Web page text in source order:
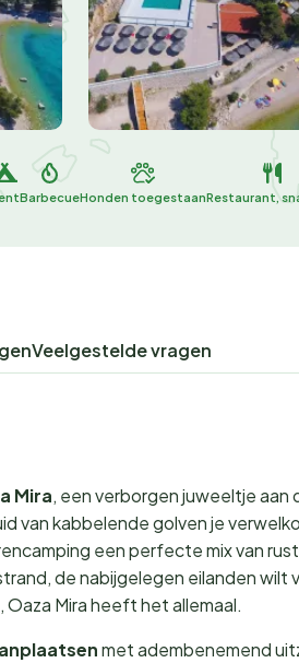
BarbecueHonden toegestaanRestaurant,
Veelgestelde vragen
Mira, een verborgen juweeltje aan
van kabbelende golven je
een perfecte mix van
de nabijgelegen eilanden
Mira heeft het allemaal.
met adembenemend